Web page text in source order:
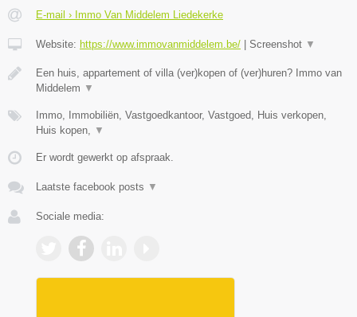
E-mail › Immo Van Middelem Liedekerke
Website: https://www.immovanmiddelem.be/ Screenshot ▼
Een huis, appartement of villa (ver)kopen of (ver)huren? Immo van
Middelem ▼
Immo, Immobiliën, Vastgoedkantoor, Vastgoed, Huis verkopen,
Huis kopen,
▼
Er wordt gewerkt op afspraak.
Laatste facebook posts ▼
Sociale media: